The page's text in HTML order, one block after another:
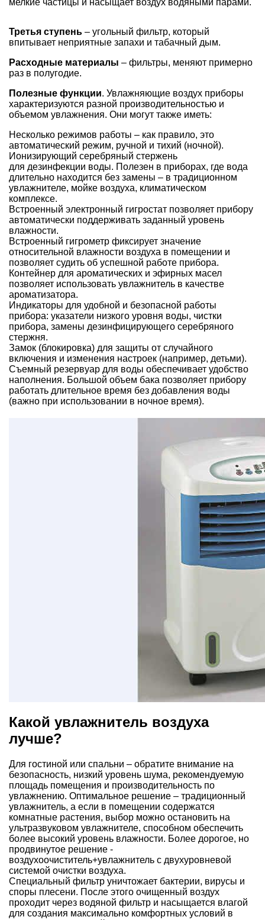
мелкие частицы и насыщает воздух водяными парами.
Третья ступень – угольный фильтр, который
впитывает неприятные запахи и табачный дым.
Расходные материалы – фильтры, меняют примерно
раз в полугодие.
Полезные функции. Увлажняющие воздух приборы
характеризуются разной производительностью и
объемом увлажнения. Они могут также иметь:
Несколько режимов работы – как правило, это
автоматический режим, ручной и тихий (ночной).
Ионизирующий серебряный стержень
для дезинфекции воды. Полезен в приборах, где вода
длительно находится без замены – в традиционном
увлажнителе, мойке воздуха, климатическом
комплексе.
Встроенный электронный гигростат позволяет прибору
автоматически поддерживать заданный уровень
влажности.
Встроенный гигрометр фиксирует значение
относительной влажности воздуха в помещении и
позволяет судить об успешной работе прибора.
Контейнер для ароматических и эфирных масел
позволяет использовать увлажнитель в качестве
ароматизатора.
Индикаторы для удобной и безопасной работы
прибора: указатели низкого уровня воды, чистки
прибора, замены дезинфицирующего серебряного
стержня.
Замок (блокировка) для защиты от случайного
включения и изменения настроек (например, детьми).
Съемный резервуар для воды обеспечивает удобство
наполнения. Большой объем бака позволяет прибору
работать длительное время без добавления воды
(важно при использовании в ночное время).
Какой увлажнитель воздуха
лучше?
Для гостиной или спальни – обратите внимание на
безопасность, низкий уровень шума, рекомендуемую
площадь помещения и производительность по
увлажнению. Оптимальное решение – традиционный
увлажнитель, а если в помещении содержатся
комнатные растения, выбор можно остановить на
ультразвуковом увлажнителе, способном обеспечить
более высокий уровень влажности. Более дорогое, но
продвинутое решение -
воздухоочиститель+увлажнитель с двухуровневой
системой очистки воздуха.
Специальный фильтр уничтожает бактерии, вирусы и
споры плесени. После этого очищенный воздух
проходит через водяной фильтр и насыщается влагой
для создания максимально комфортных условий в